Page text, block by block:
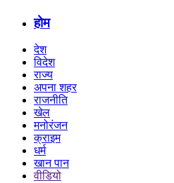
होम
देश
विदेश
राज्य
अपना शहर
राजनीति
खेल
मनोरंजन
क्राइम
धर्म
खान पान
वीडियो